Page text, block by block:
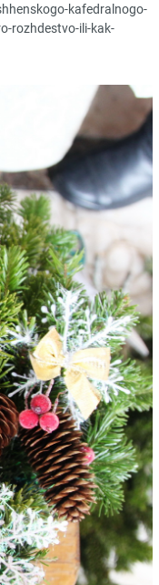
kafedralnogo-
rozhdestvo-ili-kak-